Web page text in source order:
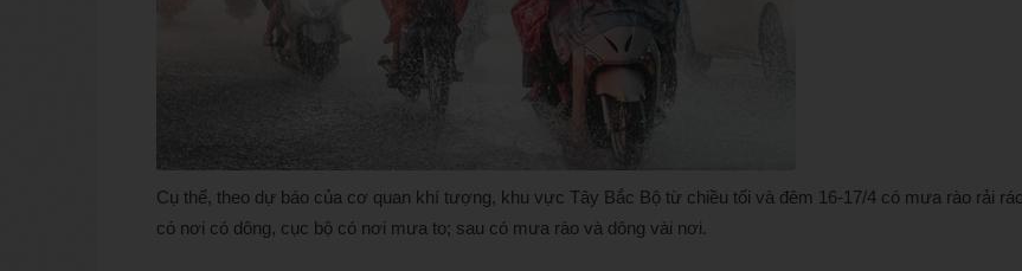
Cụ thể, theo dự báo của cơ quan khí tượng, khu vực Tây Bắc Bộ từ chiều tối và đêm 16-17/4 có mưa rào rải
có nơi có dông, cục bộ có nơi mưa to; sau có mưa rào và dông vài nơi.